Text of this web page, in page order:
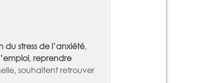
du stress de l’anxiété,
,reprendre
souhaitent retrouver